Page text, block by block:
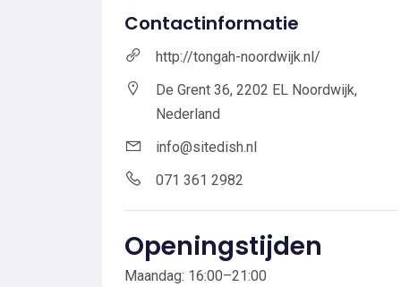
Contactinformatie
http://tongah-noordwijk.nl/
De Grent 36, 2202 EL Noordwijk,
Nederland
info@sitedish.nl
071 361 2982
Openingstijden
Maandag: 16:00–21:00